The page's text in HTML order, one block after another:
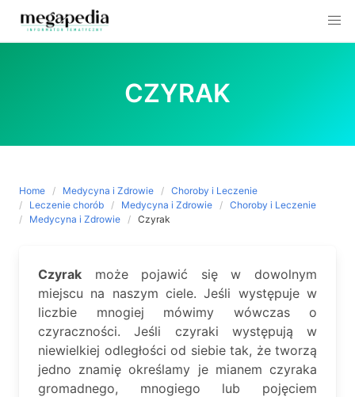
CZYRAK
Home Medycyna i Zdrowie
Choroby i Leczenie
Leczenie chorób
Medycyna i Zdrowie
Choroby i Leczenie
Medycyna i Zdrowie
Czyrak
Czyrak może pojawić się w dowolnym
miejscu na naszym ciele. Jeśli występuje w
liczbie mnogiej mówimy wówczas o
czyraczności. Jeśli czyraki występują w
niewielkiej odległości od siebie tak, że tworzą
jedno znamię określamy je mianem czyraka
gromadnego, mnogiego lub pojęciem